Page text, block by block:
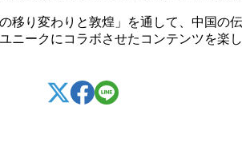
り変わりと敦煌」を通して、中国の
ークにコラボさせたコンテンツを楽